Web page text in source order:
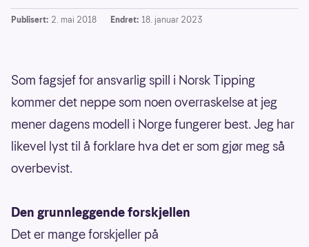
Publisert: 2. mai 2018 Endret: 18. januar 2023
Som fagsjef for ansvarlig spill i Norsk Tipping
kommer det neppe som noen overraskelse at jeg
mener dagens modell i Norge fungerer best. Jeg har
likevel lyst til å forklare hva det er som gjør meg så
overbevist.
Den grunnleggende forskjellen
Det er mange forskjeller på